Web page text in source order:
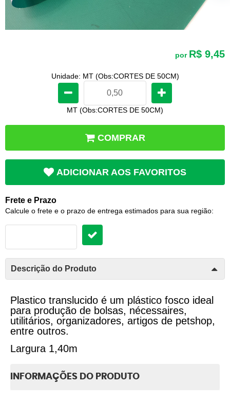
por R$ 9,45
Unidade: MT (Obs:CORTES DE 50CM)
MT (Obs:CORTES DE 50CM)
COMPRAR
ADICIONAR AOS FAVORITOS
Frete e Prazo
Calcule o frete e o prazo de entrega estimados para sua região:
Descrição do Produto
Plastico translucido é um plástico fosco ideal
para produção de bolsas, nécessaires,
utilitários, organizadores, artigos de petshop,
entre outros.
Largura 1,40m
INFORMAÇÕES DO PRODUTO